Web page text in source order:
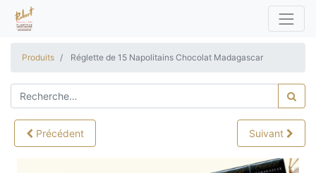
Produits Réglette de 15 Napolitains Chocolat Madagascar
Précédent Suivant